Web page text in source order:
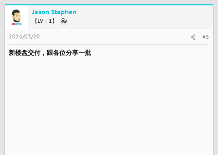
Jason Stephen
【LV：1】
2024/03/20 #5
新楼盘交付，跟各位分享一批